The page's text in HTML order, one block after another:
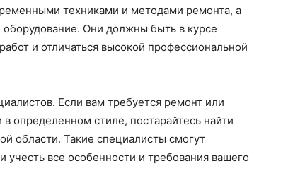
техниками и методами ремонта, а
Они должны быть в курсе
и отличаться высокой профессиональной
Если вам требуется ремонт или
определенном стиле, постарайтесь найти
области. Такие специалисты смогут
все особенности и требования вашего